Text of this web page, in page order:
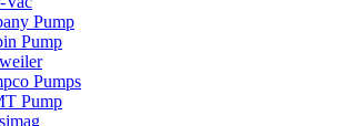
Pump
Pump
Pumps
Pump